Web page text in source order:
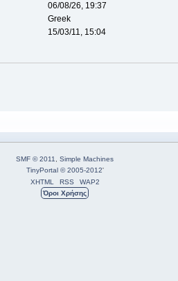
06/08/26, 19:37
Greek
15/03/11, 15:04
SMF © 2011
Simple Machines
TinyPortal © 2005-2012'
XHTML
RSS
WAP2
Όροι Χρήσης